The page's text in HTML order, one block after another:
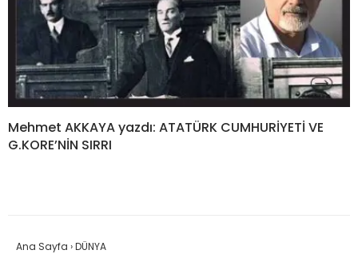
Mehmet AKKAYA yazdı: ATATÜRK CUMHURİYETİ VE
G.KORE’NİN SIRRI
Ana Sayfa ›DÜNYA